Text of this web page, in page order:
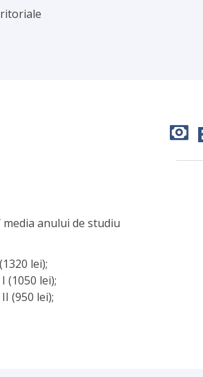
anului de studiu
lei);
(1050 lei);
(950 lei);